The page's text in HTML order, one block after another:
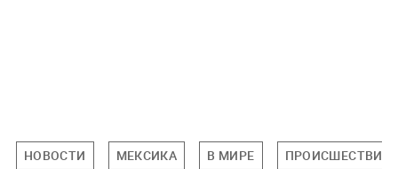
НОВОСТИ МЕКСИКА В МИРЕ ПРОИСШЕСТВИЯ